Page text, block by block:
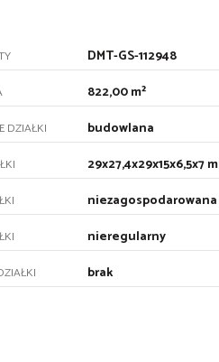
DMT-GS-112948
822,00 m²
DZIAŁKI budowlana
29x27,4x29x15x6,5x7 m
niezagospodarowana
nieregularny
brak